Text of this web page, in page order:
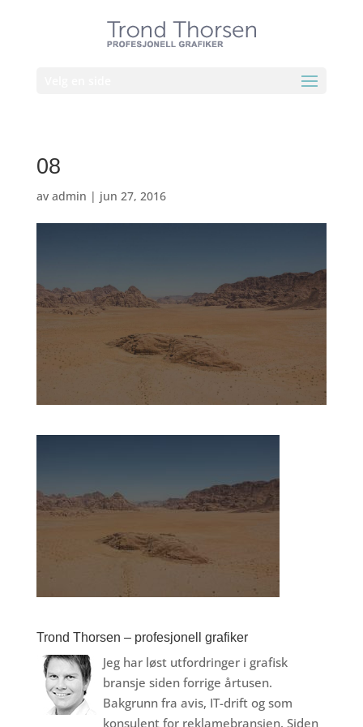
08
av admin | jun 27, 2016
Trond Thorsen – profesjonell grafiker
Jeg har løst utfordringer i grafisk
bransje siden forrige årtusen.
Bakgrunn fra avis, IT-drift og som
konsulent for reklamebransjen. Siden